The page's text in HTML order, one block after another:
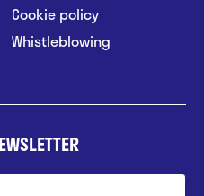
Cookie policy
Whistleblowing